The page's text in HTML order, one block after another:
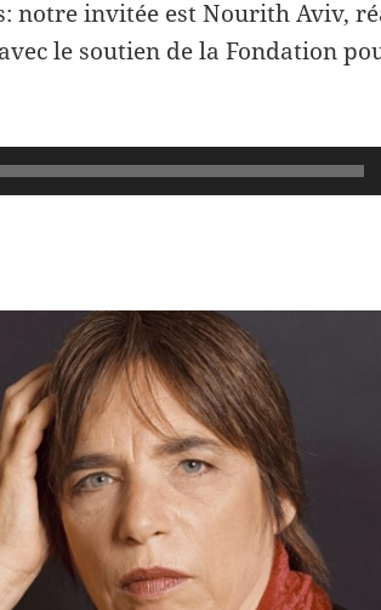
notre invitée est Nourith Aviv,
le soutien de la Fondation